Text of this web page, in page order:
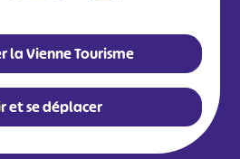
la Vienne Tourisme
et se déplacer